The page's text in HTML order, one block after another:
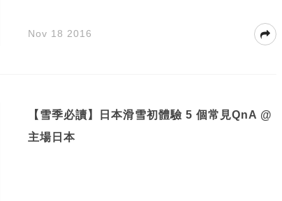
Nov 18 2016
【‪雪季必讀】日本滑雪初體驗 5 個常見QnA @
主場日本